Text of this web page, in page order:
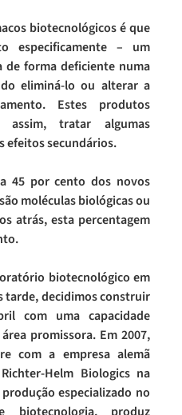
biotecnológicos é que
especificamente – um
de forma deficiente numa
eliminá-lo ou alterar a
Estes produtos
assim, tratar algumas
efeitos secundários.
45 por cento dos novos
moléculas biológicas ou
atrás, esta percentagem
biotecnológico em
tarde, decidimos construir
com uma capacidade
promissora. Em 2007,
com a empresa alemã
Helm Biologics na
especializado no